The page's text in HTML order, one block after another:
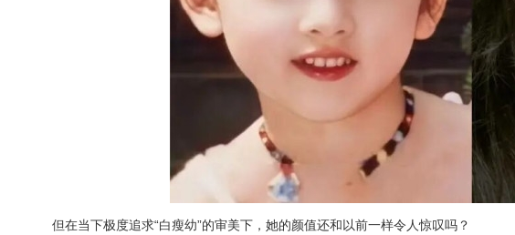
但在当下极度追求“白瘦幼”的审美下，她的颜值还和以前一样令人惊叹吗？